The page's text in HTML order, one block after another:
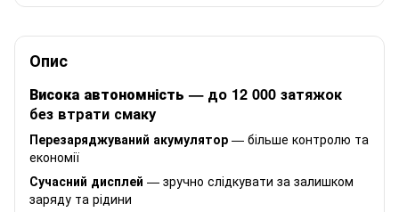
Опис
Висока автономність — до 12 000 затяжок
без втрати смаку
Перезаряджуваний акумулятор — більше контролю та
економії
Сучасний дисплей — зручно слідкувати за залишком
заряду та рідини